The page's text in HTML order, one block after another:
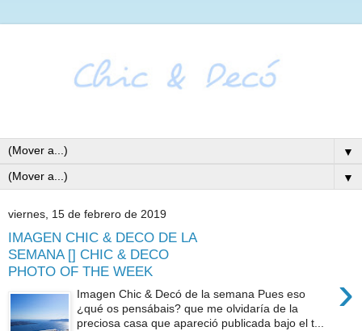
▼
▼
viernes, 15 de febrero de 2019
IMAGEN CHIC & DECO DE LA
SEMANA [] CHIC & DECO
PHOTO OF THE WEEK
›
Imagen Chic & Decó de la semana Pues eso
¿qué os pensábais? que me olvidaría de la
preciosa casa que apareció publicada bajo el t...